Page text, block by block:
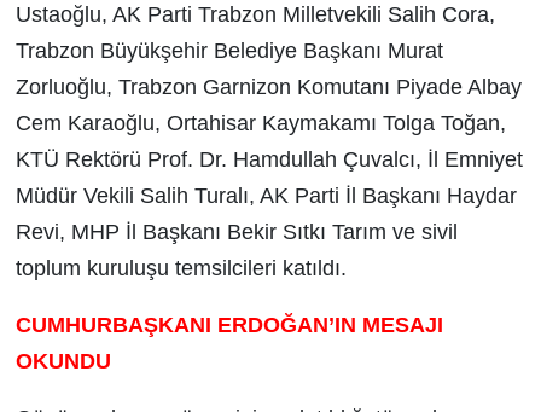
Ustaoğlu, AK Parti Trabzon Milletvekili Salih Cora,
Trabzon Büyükşehir Belediye Başkanı Murat
Zorluoğlu, Trabzon Garnizon Komutanı Piyade Albay
Cem Karaoğlu, Ortahisar Kaymakamı Tolga Toğan,
KTÜ Rektörü Prof. Dr. Hamdullah Çuvalcı, İl Emniyet
Müdür Vekili Salih Turalı, AK Parti İl Başkanı Haydar
Revi, MHP İl Başkanı Bekir Sıtkı Tarım ve sivil
toplum kuruluşu temsilcileri katıldı.
CUMHURBAŞKANI ERDOĞAN’IN MESAJI
OKUNDU